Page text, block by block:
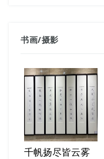
书画/摄影
千帆扬尽皆云雾